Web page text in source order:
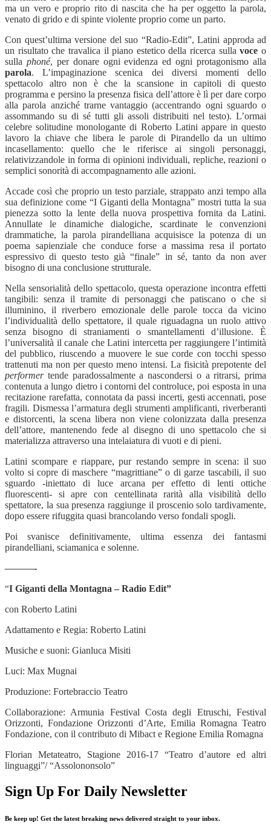
ma un vero e proprio rito di nascita che ha per oggetto la parola,
venato di grido e di spinte violente proprio come un parto.
Con quest’ultima versione del suo “Radio-Edit”, Latini approda ad
un risultato che travalica il piano estetico della ricerca sullavoce o
sulla phoné, per donare ogni evidenza ed ogni protagonismo alla
parola. L’impaginazione scenica dei diversi momenti dello
spettacolo altro non è che la scansione in capitoli di questo
programma e persino la presenza fisica dell’attore è lì per dare corpo
alla parola anziché trarne vantaggio (accentrando ogni sguardo o
assommando su di sé tutti gli assoli distribuiti nel testo). L’ormai
celebre solitudine monologante di Roberto Latini appare in questo
lavoro la chiave che libera le parole di Pirandello da un ultimo
incasellamento: quello che le riferisce ai singoli personaggi,
relativizzandole in forma di opinioni individuali, repliche, reazioni o
semplici sonorità di accompagnamento alle azioni.
Accade così che proprio un testo parziale, strappato anzi tempo alla
sua definizione come “I Giganti della Montagna” mostri tutta la sua
pienezza sotto la lente della nuova prospettiva fornita da Latini.
Annullate le dinamiche dialogiche, scardinate le convenzioni
drammatiche, la parola pirandelliana acquisisce la potenza di un
poema sapienziale che conduce forse a massima resa il portato
espressivo di questo testo già “finale” in sé, tanto da non aver
bisogno di una conclusione strutturale.
Nella sensorialità dello spettacolo, questa operazione incontra effetti
tangibili: senza il tramite di personaggi che patiscano o che si
illuminino, il riverbero emozionale delle parole tocca da vicino
l’individualità dello spettatore, il quale riguadagna un ruolo attivo
senza bisogno di straniamenti o smantellamenti d’illusione. È
l’universalità il canale che Latini intercetta per raggiungere l’intimità
del pubblico, riuscendo a muovere le sue corde con tocchi spesso
trattenuti ma non per questo meno intensi. La fisicità prepotente del
performertende paradossalmente a nascondersi o a ritrarsi, prima
contenuta a lungo dietro i contorni del controluce, poi esposta in una
recitazione rarefatta, connotata da passi incerti, gesti accennati, pose
fragili. Dismessa l’armatura degli strumenti amplificanti, riverberanti
e distorcenti, la scena libera non viene colonizzata dalla presenza
dell’attore, mantenendo fede al disegno di uno spettacolo che si
materializza attraverso una intelaiatura di vuoti e di pieni.
Latini scompare e riappare, pur restando sempre in scena: il suo
volto si copre di maschere “magrittiane” o di garze tascabili, il suo
sguardo -iniettato di luce arcana per effetto di lenti ottiche
fluorescenti- si apre con centellinata rarità alla visibilità dello
spettatore, la sua presenza raggiunge il proscenio solo tardivamente,
dopo essere rifuggita quasi brancolando verso fondali spogli.
Poi svanisce definitivamente, ultima essenza dei fantasmi
pirandelliani, sciamanica e solenne.
———-
“I Giganti della Montagna – Radio Edit”
con Roberto Latini
Adattamento e Regia: Roberto Latini
Musiche e suoni: Gianluca Misiti
Luci: Max Mugnai
Produzione: Fortebraccio Teatro
Collaborazione: Armunia Festival Costa degli Etruschi, Festival
Orizzonti, Fondazione Orizzonti d’Arte, Emilia Romagna Teatro
Fondazione, con il contributo di Mibact e Regione Emilia Romagna
Florian Metateatro, Stagione 2016-17 “Teatro d’autore ed altri
linguaggi”/ “Assolononsolo”
Sign Up For Daily Newsletter
Be keep up! Get the latest breaking news delivered straight to your inbox.